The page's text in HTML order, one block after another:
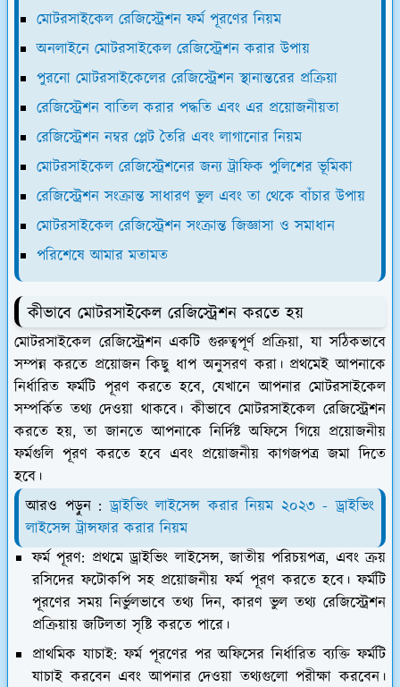
মোটরসাইকেল রেজিস্ট্রেশন ফর্ম পূরণের নিয়ম
অনলাইনে মোটরসাইকেল রেজিস্ট্রেশন করার উপায়
পুরনো মোটরসাইকেলের রেজিস্ট্রেশন স্থানান্তরের প্রক্রিয়া
রেজিস্ট্রেশন বাতিল করার পদ্ধতি এবং এর প্রয়োজনীয়তা
রেজিস্ট্রেশন নম্বর প্লেট তৈরি এবং লাগানোর নিয়ম
মোটরসাইকেল রেজিস্ট্রেশনের জন্য ট্রাফিক পুলিশের ভূমিকা
রেজিস্ট্রেশন সংক্রান্ত সাধারণ ভুল এবং তা থেকে বাঁচার উপায়
মোটরসাইকেল রেজিস্ট্রেশন সংক্রান্ত জিজ্ঞাসা ও সমাধান
পরিশেষে আমার মতামত
কীভাবে মোটরসাইকেল রেজিস্ট্রেশন করতে হয়
মোটরসাইকেল রেজিস্ট্রেশন একটি গুরুত্বপূর্ণ প্রক্রিয়া, যা সঠিকভাবে
সম্পন্ন করতে প্রয়োজন কিছু ধাপ অনুসরণ করা। প্রথমেই আপনাকে
নির্ধারিত ফর্মটি পূরণ করতে হবে, যেখানে আপনার মোটরসাইকেল
সম্পর্কিত তথ্য দেওয়া থাকবে। কীভাবে মোটরসাইকেল রেজিস্ট্রেশন
করতে হয়, তা জানতে আপনাকে নির্দিষ্ট অফিসে গিয়ে প্রয়োজনীয়
ফর্মগুলি পূরণ করতে হবে এবং প্রয়োজনীয় কাগজপত্র জমা দিতে
হবে।
আরও পড়ুন :ড্রাইভিং লাইসেন্স করার নিয়ম ২০২৩ - ড্রাইভিং
লাইসেন্স ট্রান্সফার করার নিয়ম
ফর্ম পূরণ: প্রথমে ড্রাইভিং লাইসেন্স, জাতীয় পরিচয়পত্র, এবং ক্রয়
রসিদের ফটোকপি সহ প্রয়োজনীয় ফর্ম পূরণ করতে হবে। ফর্মটি
পূরণের সময় নির্ভুলভাবে তথ্য দিন, কারণ ভুল তথ্য রেজিস্ট্রেশন
প্রক্রিয়ায় জটিলতা সৃষ্টি করতে পারে।
প্রাথমিক যাচাই:ফর্ম পূরণের পর অফিসের নির্ধারিত ব্যক্তি ফর্মটি
যাচাই করবেন এবং আপনার দেওয়া তথ্যগুলো পরীক্ষা করবেন।